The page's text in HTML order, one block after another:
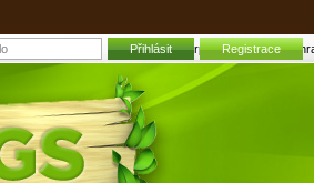
Čerpadla ponorná |
Přihlásit Registrace